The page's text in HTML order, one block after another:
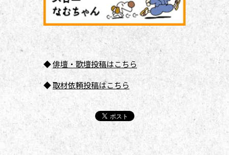
◆俳壇・歌壇投稿はこちら
◆取材依頼投稿はこちら